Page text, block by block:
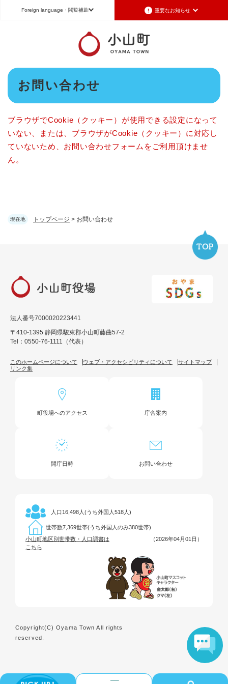
メニューを飛ばして本文へ
Foreign language ・閲覧補助 重要なお知らせ
Foreign language
日本語（Japanese） English（英語）
中文（簡体字）
Português（ポルトガル語）
文字サイズ 標準 拡大 背景色変更 白 黒 青
現在地 トップページ > お問い合わせ
本
お問い合わせ
ブラウザでCookie（クッキー）が使用できる設定になって
いない、または、ブラウザがCookie（クッキー）に対応し
ていないため、お問い合わせフォームをご利用頂けませ
ん。
法人番号7000020223441
〒410-1395 静岡県駿東郡小山町藤曲57-2
Tel：0550-76-1111（代表）
このホームページについて ウェブ・アクセシビリティについて
サイトマップ
リンク集
町役場へのアクセス 庁舎案内
開庁日時 お問い合わせ
人口 16,498人(うち外国人518人)
世帯数7,369世帯(うち外国人のみ380世帯)
小山町地区別世帯数・人口調書は
こちら
（2026年04月01日）
Copyright(C) Oyama Town All rights
reserved.